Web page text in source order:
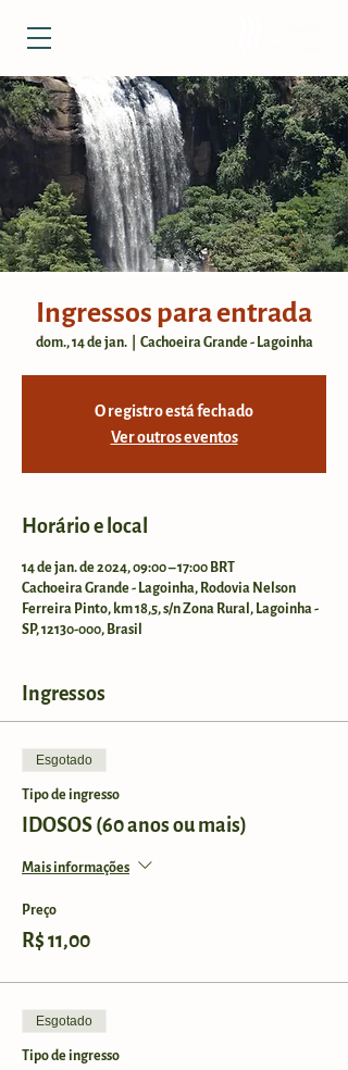
Ingressos para entrada
dom., 14 de jan.
  |
Cachoeira Grande - Lagoinha
O registro está fechado
Ver outros eventos
Horário e local
14 de jan. de 2024, 09:00 – 17:00 BRT
Cachoeira Grande - Lagoinha, Rodovia Nelson
Ferreira Pinto, km 18,5, s/n Zona Rural, Lagoinha -
SP, 12130-000, Brasil
Ingressos
Esgotado
Tipo de ingresso
IDOSOS (60 anos ou mais)
Mais informações
Preço
R$ 11,00
Esgotado
Tipo de ingresso